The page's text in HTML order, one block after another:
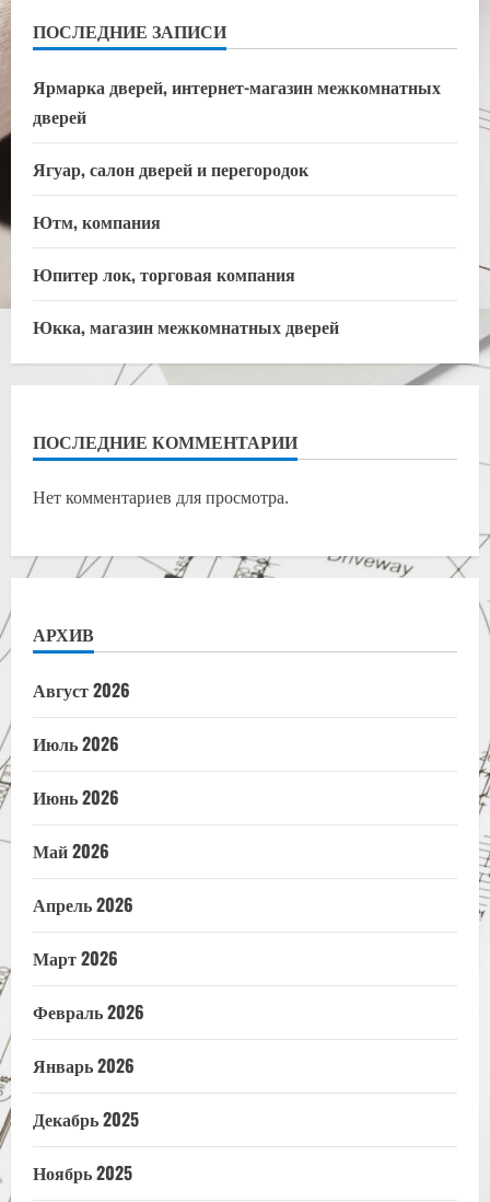
ПОСЛЕДНИЕ ЗАПИСИ
Ярмарка дверей, интернет-магазин межкомнатных
дверей
Ягуар, салон дверей и перегородок
Ютм, компания
Юпитер лок, торговая компания
Юкка, магазин межкомнатных дверей
ПОСЛЕДНИЕ КОММЕНТАРИИ
Нет комментариев для просмотра.
АРХИВ
Август 2026
Июль 2026
Июнь 2026
Май 2026
Апрель 2026
Март 2026
Февраль 2026
Январь 2026
Декабрь 2025
Ноябрь 2025